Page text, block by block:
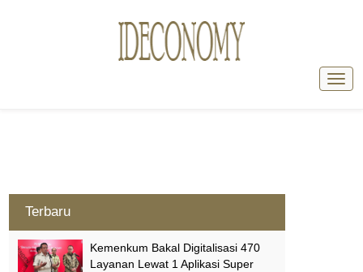
Terbaru
Kemenkum Bakal Digitalisasi 470
Layanan Lewat 1 Aplikasi Super